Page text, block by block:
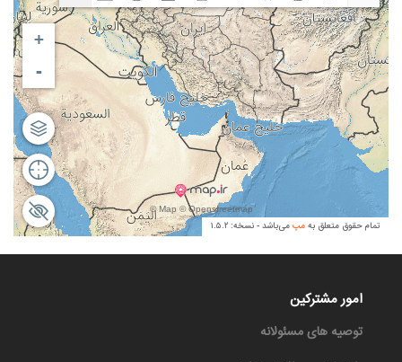
امور مشترکین
توصیه های مسئولانه